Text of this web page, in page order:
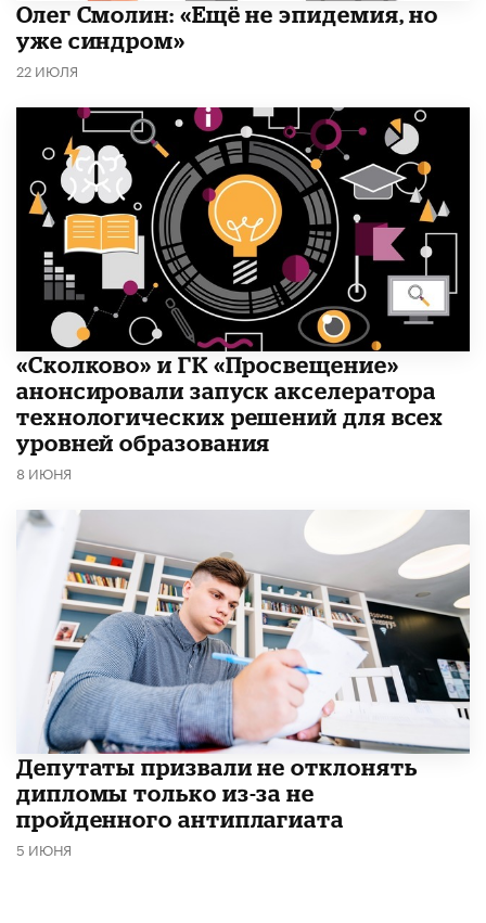
​Олег Смолин: «Ещё не эпидемия, но
уже синдром»
22 ИЮЛЯ
«Сколково» и ГК «Просвещение»
анонсировали запуск акселератора
технологических решений для всех
уровней образования
8 ИЮНЯ
Депутаты призвали не отклонять
дипломы только из-за не
пройденного антиплагиата
5 ИЮНЯ